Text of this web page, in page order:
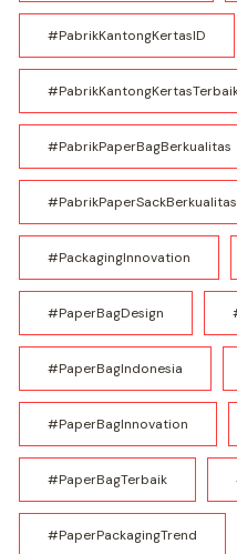
#PabrikKantongKertasID
#PabrikPaperBagBerkualitas
#PabrikPaperSackBerkualitas
#PackagingInnovation
#PaperBagDesign
#PaperBagIndonesia
#PaperBagInnovation
#PaperBagTerbaik
#PaperPackagingTrend